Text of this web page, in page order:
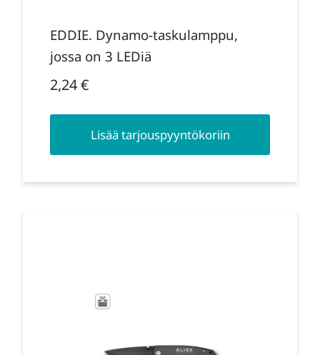
EDDIE. Dynamo-taskulamppu,
jossa on 3 LEDiä
2,24€
Lisää tarjouspyyntökoriin